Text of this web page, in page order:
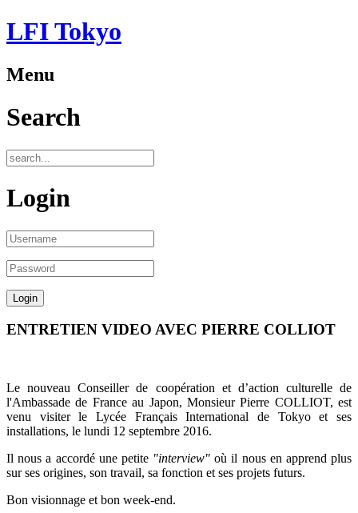
LFI Tokyo
Menu
Search
Login
ENTRETIEN VIDEO AVEC PIERRE COLLIOT
Le nouveau Conseiller de coopération et d’action culturelle de
l'Ambassade de France au Japon, Monsieur Pierre COLLIOT, est
venu visiter le Lycée Français International de Tokyo et ses
installations, le lundi 12 septembre 2016.
Il nous a accordé une petite "interview" où il nous en apprend plus
sur ses origines, son travail, sa fonction et ses projets futurs.
Bon visionnage et bon week-end.